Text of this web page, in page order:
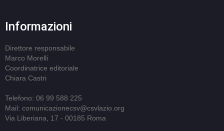
Informazioni
Direttore responsabile
Marco Morelli
Coordinatrice editoriale
Chiara Castri
Telefono: 06 99 588 225
Mail: comunicazionecsv@csvlazio.org
Via Liberiana, 17 - 00185 Roma